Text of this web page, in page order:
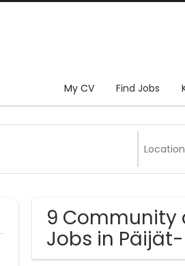
My CV Find Jobs
9 Community
Jobs in